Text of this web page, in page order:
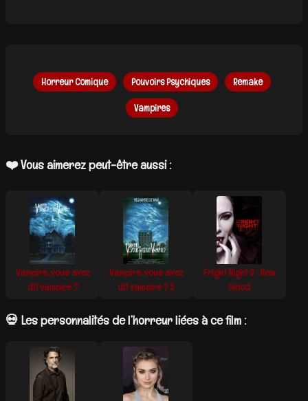
Horreur Comique Pouvoirs Psychiques Remake
Vampires
❤️ Vous aimerez peut-être aussi :
Vampire, vous avez
dit vampire ?
Vampire, vous avez
dit vampire ? 2
Fright Night 2 : New
blood
💀 Les personnalités de l’horreur liées à ce film :